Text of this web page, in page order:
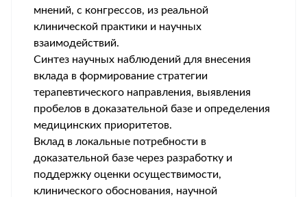
мнений, с конгрессов, из реальной
клинической практики и научных
взаимодействий.
Синтез научных наблюдений для внесения
вклада в формирование стратегии
терапевтического направления, выявления
пробелов в доказательной базе и определения
медицинских приоритетов.
Вклад в локальные потребности в
доказательной базе через разработку и
поддержку оценки осуществимости,
клинического обоснования, научной